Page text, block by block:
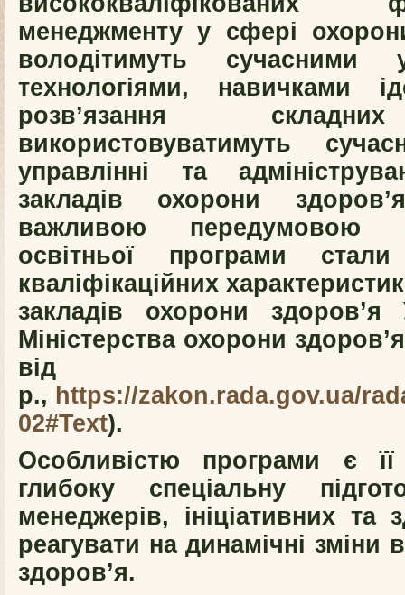
менеджменту у сфері
володітимуть сучасними
технологіями, навичками
розв’язання
використовуватимуть
управлінні та
закладів охорони
важливою передумовою
освітньої програми
кваліфікаційних
закладів охорони здоров’я
Міністерства охорони
від
р., https://zakon.rada.gov.ua/
02#Text).
Особливістю програми є її
глибоку спеціальну
менеджерів, ініціативних та
реагувати на динамічні зміни
здоров’я.